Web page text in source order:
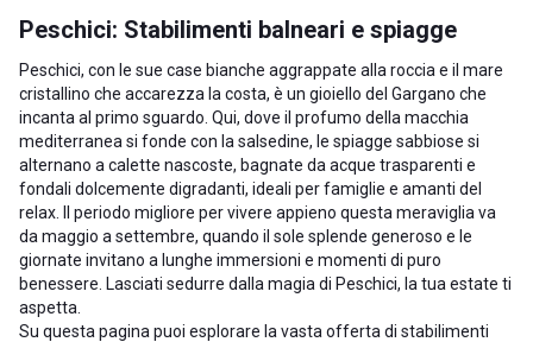
Peschici: Stabilimenti balneari e spiagge
Peschici, con le sue case bianche aggrappate alla roccia e il mare
cristallino che accarezza la costa, è un gioiello del Gargano che
incanta al primo sguardo. Qui, dove il profumo della macchia
mediterranea si fonde con la salsedine, le spiagge sabbiose si
alternano a calette nascoste, bagnate da acque trasparenti e
fondali dolcemente digradanti, ideali per famiglie e amanti del
relax. Il periodo migliore per vivere appieno questa meraviglia va
da maggio a settembre, quando il sole splende generoso e le
giornate invitano a lunghe immersioni e momenti di puro
benessere. Lasciati sedurre dalla magia di Peschici, la tua estate ti
aspetta.
Su questa pagina puoi esplorare la vasta offerta di stabilimenti